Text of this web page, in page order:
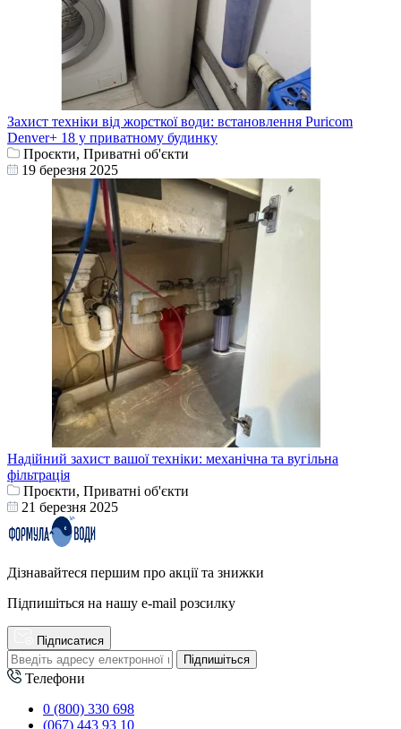
Захист техніки від жорсткої води: встановлення Puricom
Denver+ 18 у приватному будинку
Проєкти, Приватні об'єкти
19 березня 2025
Надійний захист вашої техніки: механічна та вугільна
фільтрація
Проєкти, Приватні об'єкти
21 березня 2025
Дізнавайтеся першим про акції та знижки
Підпишіться на нашу e-mail розсилку
Підписатися
Підпишіться
Телефони
0 (800) 330 698
(067) 443 93 10